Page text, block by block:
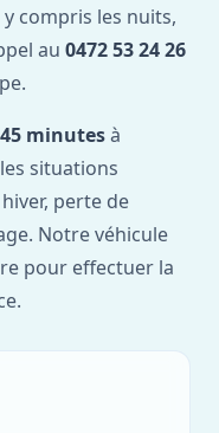
y compris les nuits,
au 0472 53 24 26
minutesà
situations
perte de
Notre véhicule
pour effectuer la